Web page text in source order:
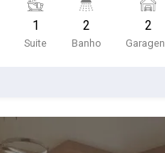
a praticidade da sua família.
unidade 3 dormitórios
O condomínio oferece
área verde. Com foco em
o Sole Bela Vista conta
1
Suite
2
Banho
2